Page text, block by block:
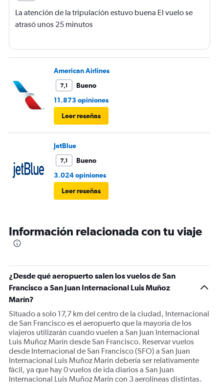
La atención de la tripulación estuvo buena El vuelo se
atrasó unos 25 minutos
American Airlines
7,1
Bueno
11.873 opiniones
Leer reseñas
JetBlue
7,1
Bueno
3.024 opiniones
Leer reseñas
Información relacionada con tu viaje
¿Desde qué aeropuerto salen los vuelos de San
Francisco a San Juan Internacional Luis Muñoz
Marín?
Situado a solo 17,7 km del centro de la ciudad, Internacional
de San Francisco es el aeropuerto que la mayoría de los
viajeros utilizarán cuando vuelen a San Juan Internacional
Luis Muñoz Marín desde San Francisco. Reservar vuelos
desde Internacional de San Francisco (SFO) a San Juan
Internacional Luis Muñoz Marín debería ser relativamente
fácil, ya que hay 0 vuelos de ida diarios a San Juan
Internacional Luis Muñoz Marín con 3 aerolíneas distintas.